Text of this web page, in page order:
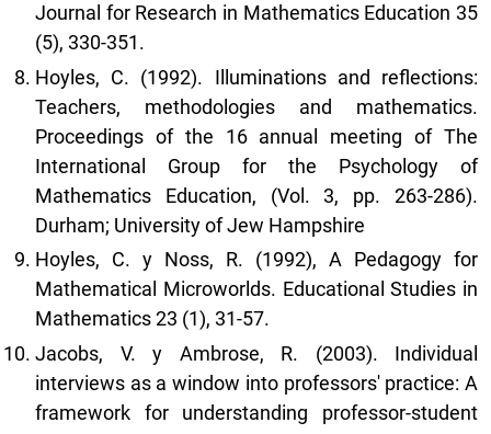
Journal for Research in Mathematics Education 35
(5), 330-351.
Hoyles, C. (1992). Illuminations and reflections:
Teachers, methodologies and mathematics.
Proceedings of the 16 annual meeting of The
International Group for the Psychology of
Mathematics Education, (Vol. 3, pp. 263-286).
Durham; University of Jew Hampshire
Hoyles, C. y Noss, R. (1992), A Pedagogy for
Mathematical Microworlds. Educational Studies in
Mathematics 23 (1), 31-57.
Jacobs, V. y Ambrose, R. (2003). Individual
interviews as a window into professors' practice: A
framework for understanding professor-student